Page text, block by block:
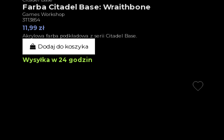
Farba Citadel Base: Wraithbone
Games Workshop
3T13854
11,99 zł
Akrylowa farba podkładowa z serii Citadel Base.
Dodaj do koszyka
Wysyłka w 24 godzin